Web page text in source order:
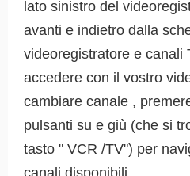
lato sinistro del
avanti e indietro dalla
videoregistratore e canali
accedere con il vostro
cambiare canale ,
pulsanti su e giù (che si
tasto " VCR /TV") per
canali disponibili .